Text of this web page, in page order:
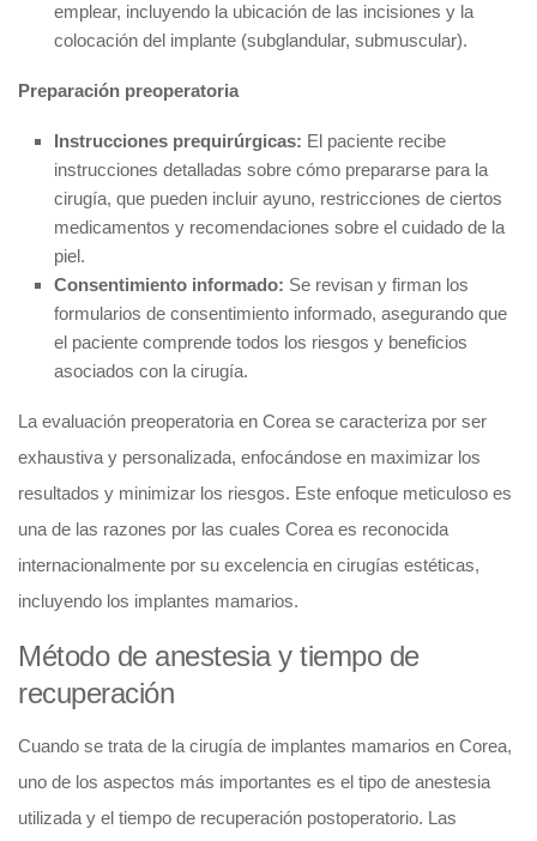
emplear, incluyendo la ubicación de las incisiones y la
colocación del implante (subglandular, submuscular).
Preparación preoperatoria
Instrucciones prequirúrgicas: El paciente recibe
instrucciones detalladas sobre cómo prepararse para la
cirugía, que pueden incluir ayuno, restricciones de ciertos
medicamentos y recomendaciones sobre el cuidado de la
piel.
Consentimiento informado: Se revisan y firman los
formularios de consentimiento informado, asegurando que
el paciente comprende todos los riesgos y beneficios
asociados con la cirugía.
La evaluación preoperatoria en Corea se caracteriza por ser
exhaustiva y personalizada, enfocándose en maximizar los
resultados y minimizar los riesgos. Este enfoque meticuloso es
una de las razones por las cuales Corea es reconocida
internacionalmente por su excelencia en cirugías estéticas,
incluyendo los implantes mamarios.
Método de anestesia y tiempo de
recuperación
Cuando se trata de la cirugía de implantes mamarios en Corea,
uno de los aspectos más importantes es el tipo de anestesia
utilizada y el tiempo de recuperación postoperatorio. Las